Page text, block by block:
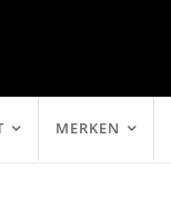
MERKEN